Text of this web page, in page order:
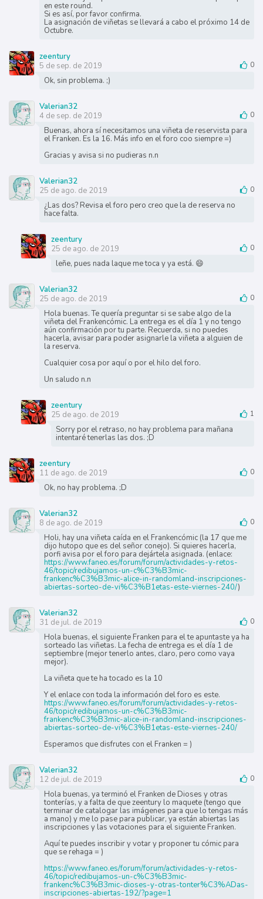
en este round.
Si es así, por favor confirma.
La asignación de viñetas se llevará a cabo el próximo 14 de
Octubre.
zeentury
5 de sep. de 2019
0
Ok, sin problema. ;)
Valerian32
4 de sep. de 2019
0
Buenas, ahora sí necesitamos una viñeta de reservista para
el Franken. Es la 16. Más info en el foro coo siempre =)
Gracias y avisa si no pudieras n.n
Valerian32
25 de ago. de 2019
0
¿Las dos? Revisa el foro pero creo que la de reserva no
hace falta.
zeentury
25 de ago. de 2019
0
leñe, pues nada laque me toca y ya está. 😄
Valerian32
25 de ago. de 2019
0
Hola buenas. Te quería preguntar si se sabe algo de la
viñeta del Frankencómic. La entrega es el día 1 y no tengo
aún confirmación por tu parte. Recuerda, si no puedes
hacerla, avisar para poder asignarle la viñeta a alguien de
la reserva.
Cualquier cosa por aquí o por el hilo del foro.
Un saludo n.n
zeentury
25 de ago. de 2019
1
Sorry por el retraso, no hay problema para mañana
intentaré tenerlas las dos. ;D
zeentury
11 de ago. de 2019
0
Ok, no hay problema. ;D
Valerian32
8 de ago. de 2019
0
Holi, hay una viñeta caída en el Frankencómic (la 17 que me
dijo hutopo que es del señor conejo). Si quieres hacerla,
porfi avisa por el foro para dejártela asignada. (enlace:
https://www.faneo.es/forum/forum/actividades-y-retos-
46/topic/redibujamos-un-c%C3%B3mic-
frankenc%C3%B3mic-alice-in-randomland-inscripciones-
abiertas-sorteo-de-vi%C3%B1etas-este-viernes-240/)
Valerian32
31 de jul. de 2019
0
Hola buenas, el siguiente Franken para el te apuntaste ya ha
sorteado las viñetas. La fecha de entrega es el día 1 de
septiembre (mejor tenerlo antes, claro, pero como vaya
mejor).
La viñeta que te ha tocado es la 10
Y el enlace con toda la información del foro es este.
https://www.faneo.es/forum/forum/actividades-y-retos-
46/topic/redibujamos-un-c%C3%B3mic-
frankenc%C3%B3mic-alice-in-randomland-inscripciones-
abiertas-sorteo-de-vi%C3%B1etas-este-viernes-240/
Esperamos que disfrutes con el Franken = )
Valerian32
12 de jul. de 2019
0
Hola buenas, ya terminó el Franken de Dioses y otras
tonterías, y a falta de que zeentury lo maquete (tengo que
terminar de catalogar las imágenes para que lo tengas más
a mano) y me lo pase para publicar, ya están abiertas las
inscripciones y las votaciones para el siguiente Franken.
Aquí te puedes inscribir y votar y proponer tu cómic para
que se rehaga = )
https://www.faneo.es/forum/forum/actividades-y-retos-
46/topic/redibujamos-un-c%C3%B3mic-
frankenc%C3%B3mic-dioses-y-otras-tonter%C3%ADas-
inscripciones-abiertas-192/?page=1